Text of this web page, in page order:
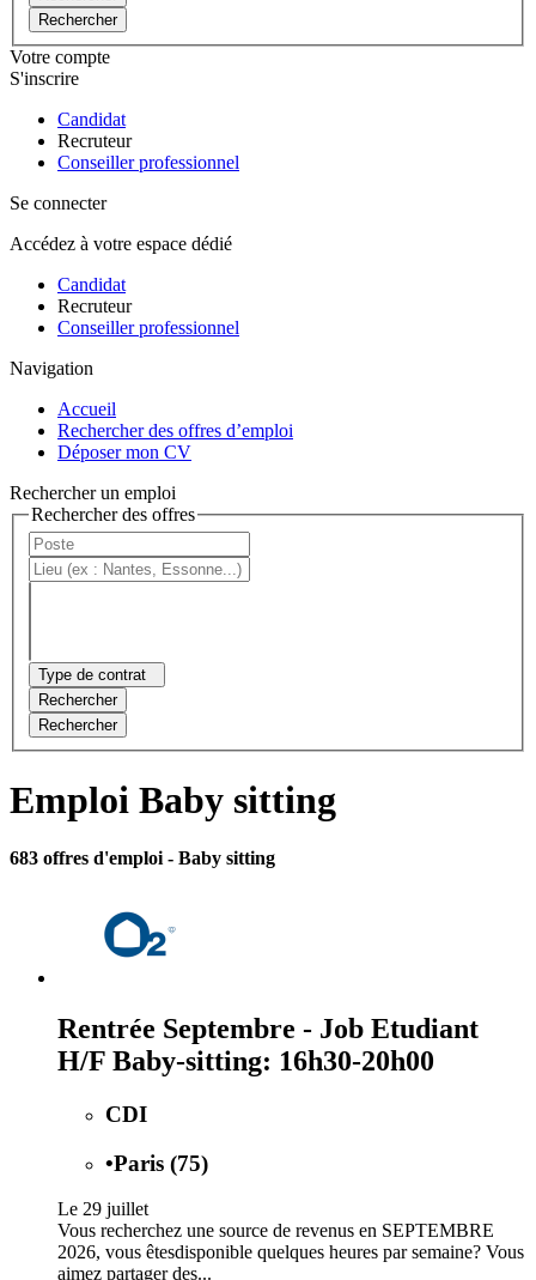
Rechercher
Votre compte
S'inscrire
Candidat
Recruteur
Conseiller professionnel
Se connecter
Accédez à votre espace dédié
Candidat
Recruteur
Conseiller professionnel
Navigation
Accueil
Rechercher des offres d’emploi
Déposer mon CV
Rechercher un emploi
Rechercher des offres
Type de contrat
Rechercher
Rechercher
Emploi Baby sitting
683 offres d'emploi - Baby sitting
Rentrée Septembre - Job Etudiant
H/F Baby-sitting: 16h30-20h00
CDI
•Paris (75)
Le 29 juillet
Vous recherchez une source de revenus en SEPTEMBRE
2026, vous êtesdisponible quelques heures par semaine? Vous
aimez partager des...